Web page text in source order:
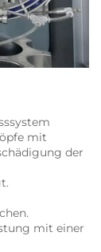
mit
der
mit einer